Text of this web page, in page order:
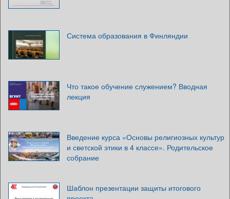
Система образования в Финляндии
Что такое обучение служением? Вводная
лекция
Введение курса «Основы религиозных культур
и светской этики в 4 классе». Родительское
собрание
Шаблон презентации защиты итогового